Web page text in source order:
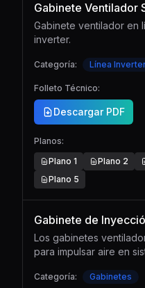
Gabinete Ventilador
Gabinete ventilador en
inverter.
Categoría: Línea
Folleto Técnico:
Descargar PDF
Planos:
Plano 1 Plano 2
Plano 5
Gabinete de
Los gabinetes
para impulsar aire en
Categoría: Gabinetes